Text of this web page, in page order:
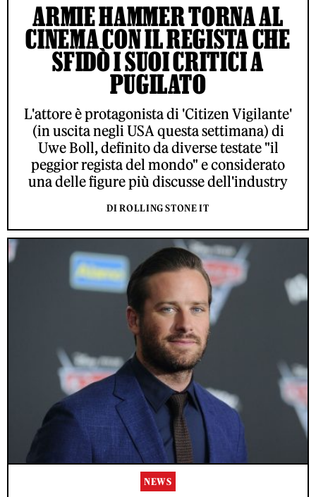
ARMIE HAMMER TORNA AL
CINEMA CON IL REGISTA CHE
SFIDÒ I SUOI CRITICI A
PUGILATO
L'attore è protagonista di 'Citizen Vigilante'
(in uscita negli USA questa settimana) di
Uwe Boll, definito da diverse testate "il
peggior regista del mondo" e considerato
una delle figure più discusse dell'industry
DI ROLLING STONE IT
NEWS